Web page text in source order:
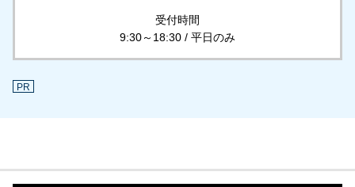
受付時間
9:30～18:30 / 平日のみ
PR